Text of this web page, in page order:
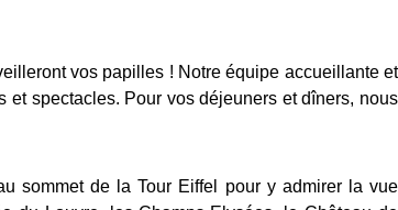
vos papilles ! Notre équipe accueillante et
spectacles. Pour vos déjeuners et dîners, nous
sommet de la Tour Eiffel pour y admirer la vue